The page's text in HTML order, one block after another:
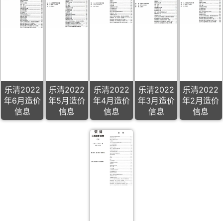
乐清2022
年6月造价
信息
乐清2022
年5月造价
信息
乐清2022
年4月造价
信息
乐清2022
年3月造价
信息
乐清2022
年2月造价
信息